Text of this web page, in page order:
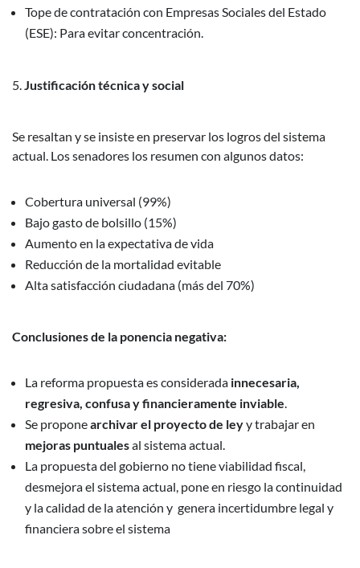
Tope de contratación con Empresas Sociales del Estado
(ESE): Para evitar concentración.
Justificación técnica y social
Se resaltan y se insiste en preservar los logros del sistema
actual. Los senadores los resumen con algunos datos:
Cobertura universal (99%)
Bajo gasto de bolsillo (15%)
Aumento en la expectativa de vida
Reducción de la mortalidad evitable
Alta satisfacción ciudadana (más del 70%)
Conclusiones de la ponencia negativa:
La reforma propuesta es considerada innecesaria,
regresiva, confusa y financieramente inviable.
Se proponearchivar el proyecto de leyy trabajar en
mejoras puntualesal sistema actual.
La propuesta del gobierno no tiene viabilidad fiscal,
desmejora el sistema actual, pone en riesgo la continuidad
y la calidad de la atención y genera incertidumbre legal y
financiera sobre el sistema